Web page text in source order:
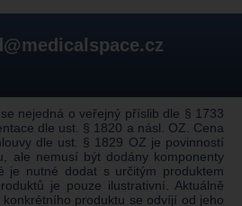
nejedná o veřejný příslib dle § 1733
dle ust. § 1820 a násl. OZ. Cena
dle ust. § 1829 OZ je povinností
ale nemusí být dodány komponenty
je nutné dodat s určitým produktem
je pouze ilustrativní. Aktuálně
produktu se odvíjí od jeho